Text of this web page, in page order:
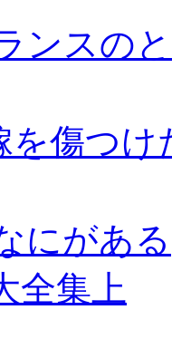
ンスの
を傷つけ
にがある
全集上